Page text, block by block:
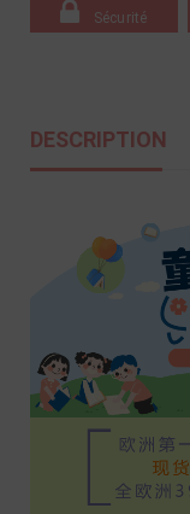
Sécurité
DESCRIPTION